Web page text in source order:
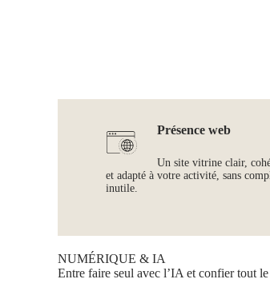
Présence web
Un site vitrine clair,
et adapté à votre activité, sans
inutile.
NUMÉRIQUE & IA
Entre faire seul avec l’IA et confier tout